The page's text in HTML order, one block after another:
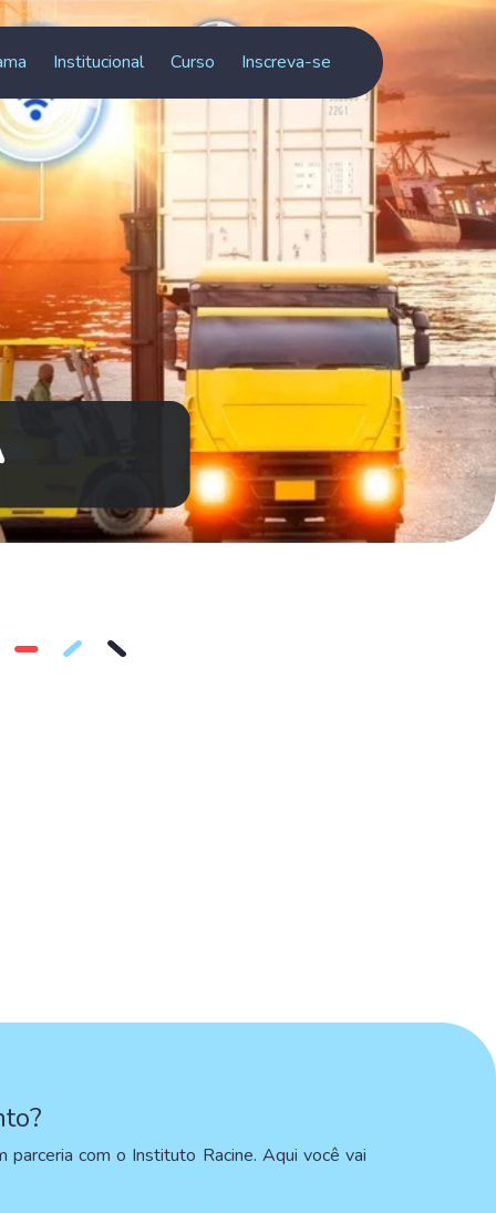
Institucional Curso Inscreva-se
com o Instituto Racine. Aqui você vai